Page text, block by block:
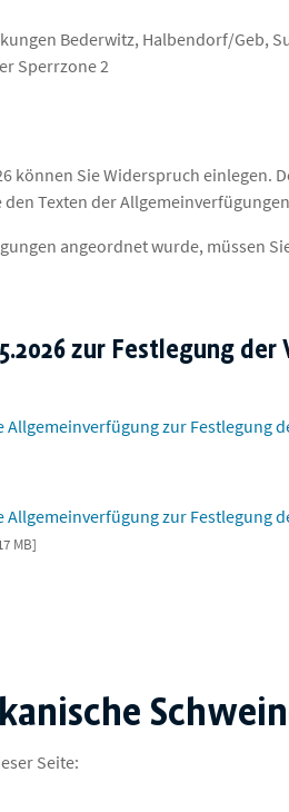
Bederwitz, Halbendorf/Geb,
Sperrzone 2
können Sie Widerspruch einlegen.
Texten der
angeordnet wurde, müssen
zur Festlegung
zur Festlegung
zur Festlegung
MB
Seite: